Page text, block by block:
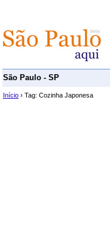
São Paulo - SP
Início › Tag: Cozinha Japonesa